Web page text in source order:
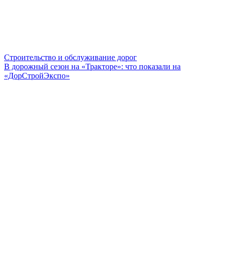
Строительство и обслуживание дорог
В дорожный сезон на «Тракторе»: что показали на
«ДорСтройЭкспо»